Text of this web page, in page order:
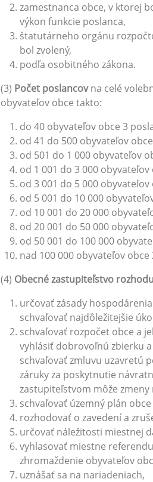
zamestnanca obce, v ktorej
výkon funkcie poslanca,
štatutárneho orgánu
bol zvolený,
podľa osobitného zákona.
(3) Počet poslancovna celé
obyvateľov obce takto:
do 40 obyvateľov obce 3
od 41 do 500 obyvateľov
od 501 do 1 000 obyvateľov
od 1 001 do 3 000 obyvateľov
od 3 001 do 5 000 obyvateľov
od 5 001 do 10 000
od 10 001 do 20 000
od 20 001 do 50 000
od 50 001 do 100 000
nad 100 000 obyvateľov obce
(4) Obecné zastupiteľstvo
určovať zásady
schvaľovať najdôležitejšie
schvaľovať rozpočet obce a
vyhlásiť dobrovoľnú zbierku
schvaľovať zmluvu uzavretú
záruky za poskytnutie
zastupiteľstvom môže
schvaľovať územný plán
rozhodovať o zavedení a
určovať náležitosti miestnej
vyhlasovať miestne
zhromaždenie obyvateľov
uznášať sa na nariadeniach,